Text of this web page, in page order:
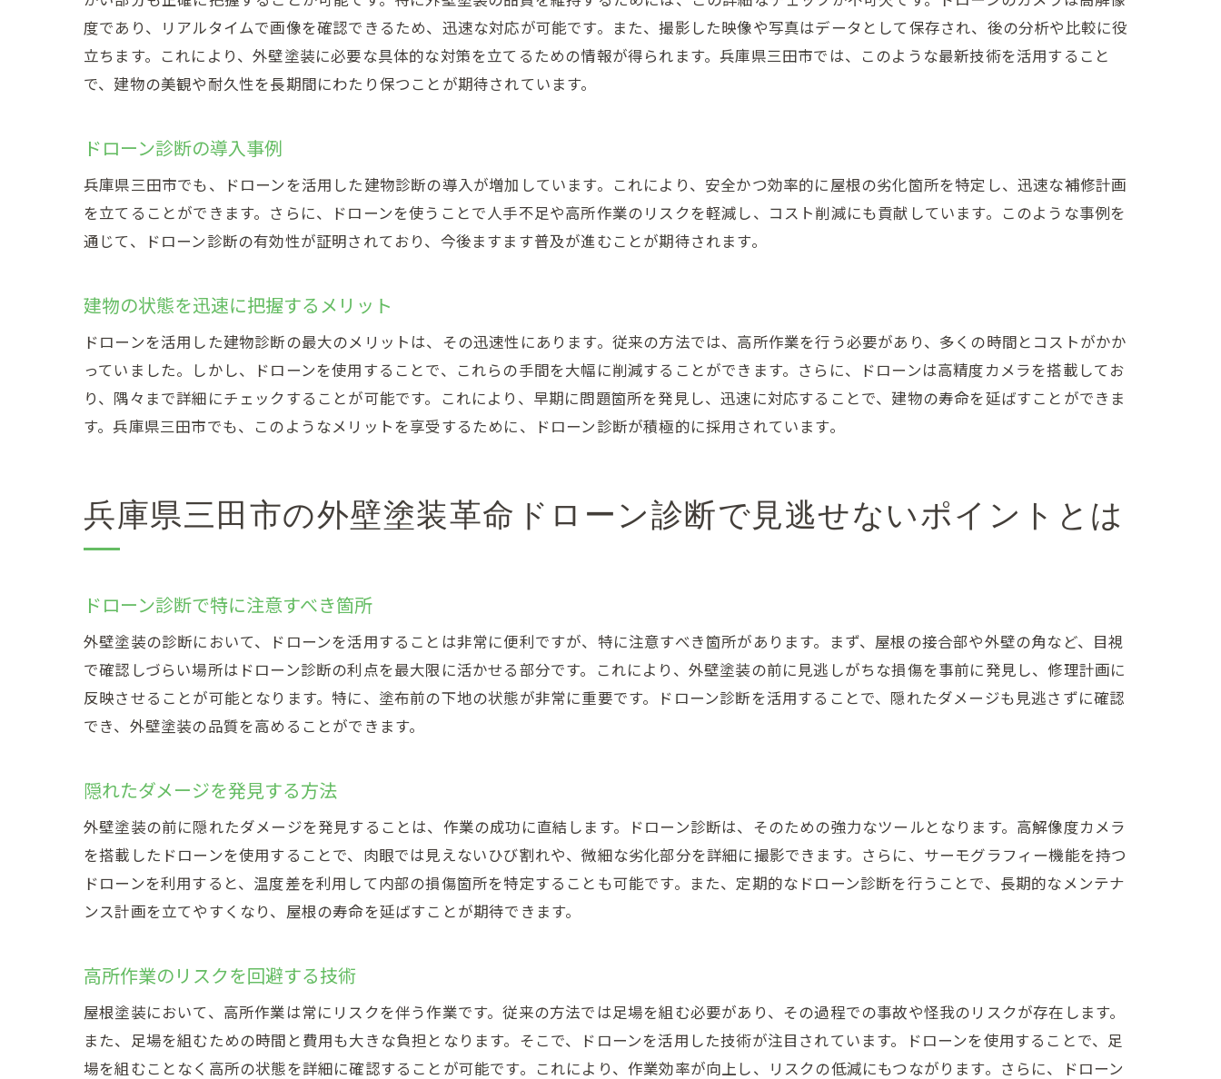
未来の外壁・屋根塗装：次世代技術の可能性
ドローンの活用で変わる外壁塗装兵庫県三田市の最新事例
最新のドローン診断事例
未来の外壁塗装へ向けた取り組み
高所作業のリスクを軽減兵庫県三田市での外壁塗装ドローン診断の安全性
安全性を重視したドローン診断
ドローン診断で事故を防ぐ方法
安全な診断結果を提供するために
ドローン診断がもたらす安心感
兵庫県三田市における外壁塗装ドローン診断の今後の展望
ドローン診断の未来展望
ドローン診断を取り入れるメリット
外壁塗装業界の未来予測
度であり、リアルタイムで画像を確認できるため、迅速な対応が可能です。また、撮影した映像や写真はデータとして保存され、後の分析や比較に役
立ちます。これにより、外壁塗装に必要な具体的な対策を立てるための情報が得られます。兵庫県三田市では、このような最新技術を活用すること
で、建物の美観や耐久性を長期間にわたり保つことが期待されています。
ドローン診断の導入事例
兵庫県三田市でも、ドローンを活用した建物診断の導入が増加しています。これにより、安全かつ効率的に屋根の劣化箇所を特定し、迅速な補修計画
を立てることができます。さらに、ドローンを使うことで人手不足や高所作業のリスクを軽減し、コスト削減にも貢献しています。このような事例を
通じて、ドローン診断の有効性が証明されており、今後ますます普及が進むことが期待されます。
建物の状態を迅速に把握するメリット
ドローンを活用した建物診断の最大のメリットは、その迅速性にあります。従来の方法では、高所作業を行う必要があり、多くの時間とコストがかか
っていました。しかし、ドローンを使用することで、これらの手間を大幅に削減することができます。さらに、ドローンは高精度カメラを搭載してお
り、隅々まで詳細にチェックすることが可能です。これにより、早期に問題箇所を発見し、迅速に対応することで、建物の寿命を延ばすことができま
す。兵庫県三田市でも、このようなメリットを享受するために、ドローン診断が積極的に採用されています。
兵庫県三田市の外壁塗装革命ドローン診断で見逃せないポイントとは
ドローン診断で特に注意すべき箇所
外壁塗装の診断において、ドローンを活用することは非常に便利ですが、特に注意すべき箇所があります。まず、屋根の接合部や外壁の角など、目視
で確認しづらい場所はドローン診断の利点を最大限に活かせる部分です。これにより、外壁塗装の前に見逃しがちな損傷を事前に発見し、修理計画に
反映させることが可能となります。特に、塗布前の下地の状態が非常に重要です。ドローン診断を活用することで、隠れたダメージも見逃さずに確認
でき、外壁塗装の品質を高めることができます。
隠れたダメージを発見する方法
外壁塗装の前に隠れたダメージを発見することは、作業の成功に直結します。ドローン診断は、そのための強力なツールとなります。高解像度カメラ
を搭載したドローンを使用することで、肉眼では見えないひび割れや、微細な劣化部分を詳細に撮影できます。さらに、サーモグラフィー機能を持つ
ドローンを利用すると、温度差を利用して内部の損傷箇所を特定することも可能です。また、定期的なドローン診断を行うことで、長期的なメンテナ
ンス計画を立てやすくなり、屋根の寿命を延ばすことが期待できます。
高所作業のリスクを回避する技術
屋根塗装において、高所作業は常にリスクを伴う作業です。従来の方法では足場を組む必要があり、その過程での事故や怪我のリスクが存在します。
また、足場を組むための時間と費用も大きな負担となります。そこで、ドローンを活用した技術が注目されています。ドローンを使用することで、足
場を組むことなく高所の状態を詳細に確認することが可能です。これにより、作業効率が向上し、リスクの低減にもつながります。さらに、ドローン